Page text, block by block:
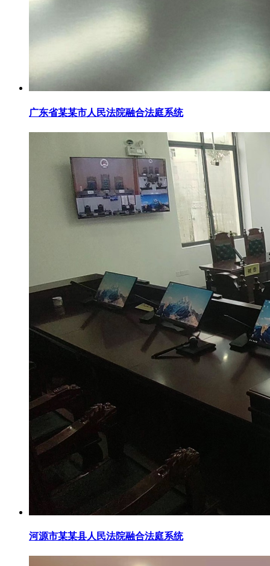
广东省某某市人民法院融合法庭系统
河源市某某县人民法院融合法庭系统